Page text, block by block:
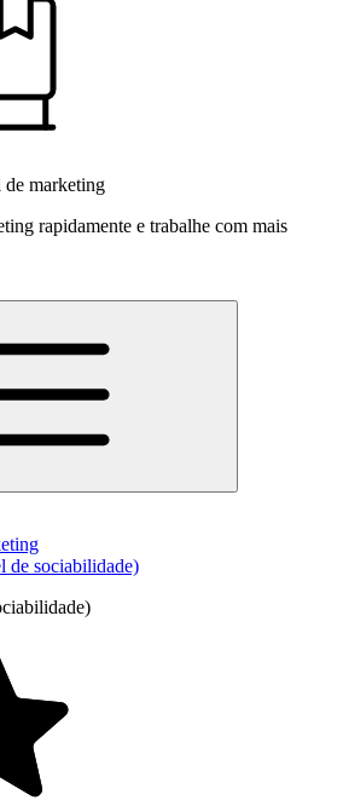
marketing
rapidamente e trabalhe com mais
de sociabilidade)